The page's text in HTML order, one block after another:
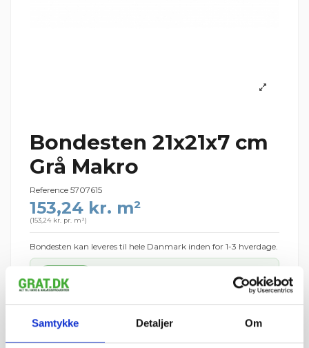
Samtykke Detaljer Om
Bondesten 21x21x7 cm
Grå Makro
Reference 5707615
153,24 kr. m²
(153,24 kr. pr. m²)
Bondesten kan leveres til hele Danmark inden for 1-3 hverdage.
Palledepositum: 195 kr. pr. IBF-palle (125 kr. retur pr. palle)
I ALT 1.532,38 kr. inkl. moms